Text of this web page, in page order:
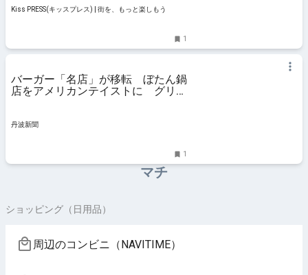
Kiss PRESS(キッスプレス) | 街を、もっと楽しもう
1
バーガー「名店」が移転 ぼたん鍋
店をアメリカンテイストに グリル
丹波新聞
1
マチ
ショッピング（日用品）
周辺のコンビニ（NAVITIME）